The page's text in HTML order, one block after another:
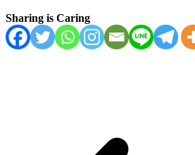
Sharing is Caring